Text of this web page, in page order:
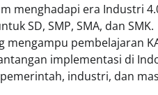
menghadapi era Industri
SD, SMP, SMA, dan SMK.
mengampu pembelajaran
implementasi di
industri, dan